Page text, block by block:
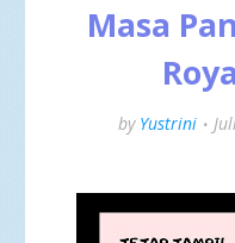
Masa
by Yustrini